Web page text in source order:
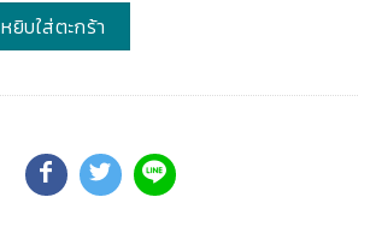
หยิบใส่ตะกร้า